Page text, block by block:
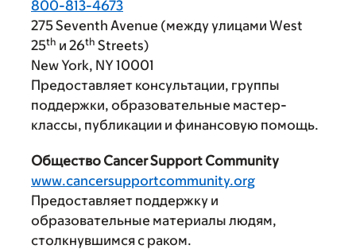
800-813-4673
275 Seventh Avenue (между улицами West
25th и 26th Streets)
New York, NY 10001
Предоставляет консультации, группы
поддержки, образовательные мастер-
классы, публикации и финансовую помощь.
Общество Cancer Support Community
www.cancersupportcommunity.org
Предоставляет поддержку и
образовательные материалы людям,
столкнувшимся с раком.